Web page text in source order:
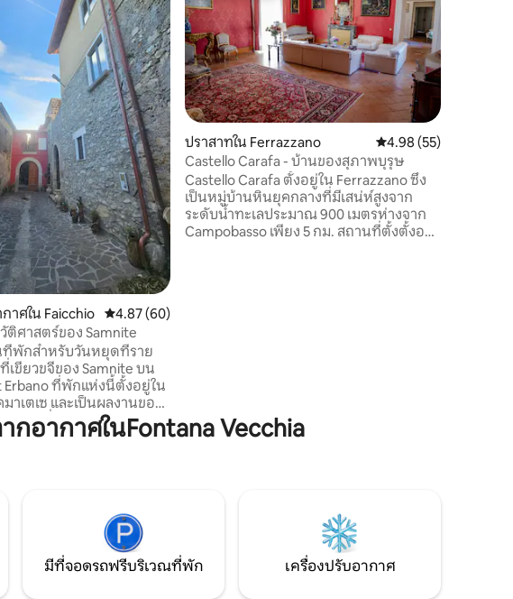
วิว
ศใน Faicchio คะแนนเฉลี่ย 4.87 จาก 5, 60 รีวิว
4.87 (60)
ศาสตร์ของ Samnite
ที่พักสำหรับวันหยุดที่ราย
ขียวขจีของ Samnite บน
Erbano ที่พักแห่งนี้ตั้งอยู่ใน
เตเซ และเป็นผลงานของ
ล่าสุดที่เผยให้เห็นหิน
อนกลับไปถึงศตวรรษที่ 18
บียงปี 1790 ซึ่งได้รับการ
ปราสาทใน Ferrazzano คะแนนเฉลี่ย 4.98 จาก
4.98 (55)
Castello Carafa - บ้านของสุภาพบุรุษ
Castello Carafa ตั้งอยู่ใน Ferrazzano ซึ่ง
เป็นหมู่บ้านหินยุคกลางที่มีเสน่ห์สูงจาก
ระดับน้ำทะเลประมาณ 900 เมตรห่างจาก
Campobasso เพียง 5 กม. สถานที่ตั้งตั้งอยู่
ากาศในFontana Vecchia
มีที่จอดรถฟรีบริเวณที่พัก เครื่องปรับอากาศ